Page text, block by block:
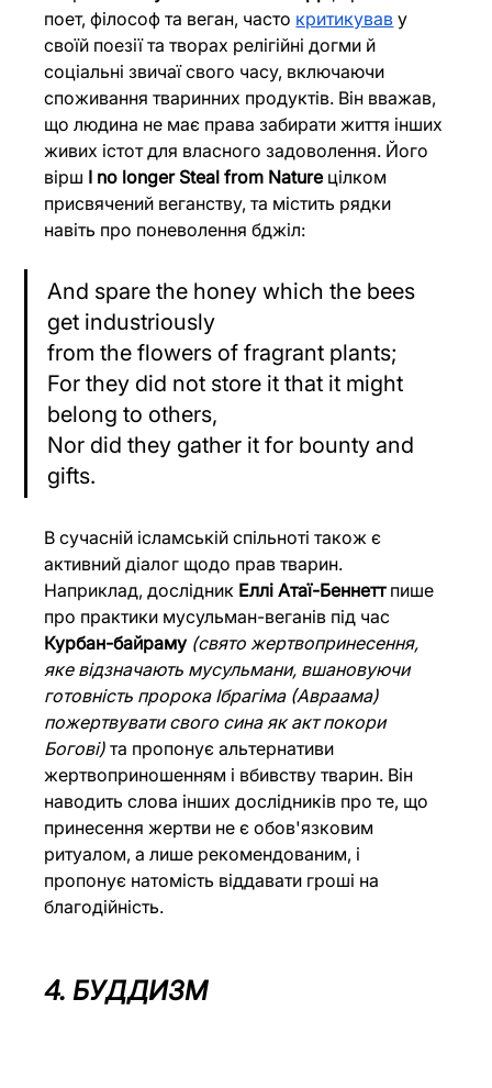
поет, філософ та веган, часто критикував у
своїй поезії та творах релігійні догми й
соціальні звичаї свого часу, включаючи
споживання тваринних продуктів. Він вважав,
що людина не має права забирати життя інших
живих істот для власного задоволення. Його
вірш I no longer Steal from Nature цілком
присвячений веганству, та містить рядки
навіть про поневолення бджіл:
And spare the honey which the bees
get industriously
from the flowers of fragrant plants;
For they did not store it that it might
belong to others,
Nor did they gather it for bounty and
gifts.
В сучасній ісламській спільноті також є
активний діалог щодо прав тварин.
Наприклад, дослідник Еллі Атаї-Беннетт пише
про практики мусульман-веганів під час
Курбан-байраму (свято жертвопринесення,
яке відзначають мусульмани, вшановуючи
готовність пророка Ібрагіма (Авраама)
пожертвувати свого сина як акт покори
Богові) та пропонує альтернативи
жертвоприношенням і вбивству тварин. Він
наводить слова інших дослідників про те, що
принесення жертви не є обов'язковим
ритуалом, а лише рекомендованим, і
пропонує натомість віддавати гроші на
благодійність.
4. БУДДИЗМ